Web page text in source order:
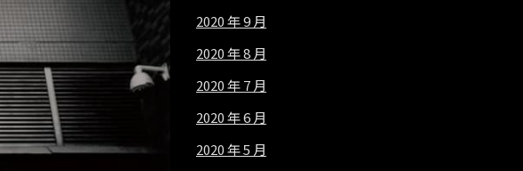
2020 年 9 月
2020 年 8 月
2020 年 7 月
2020 年 6 月
2020 年 5 月